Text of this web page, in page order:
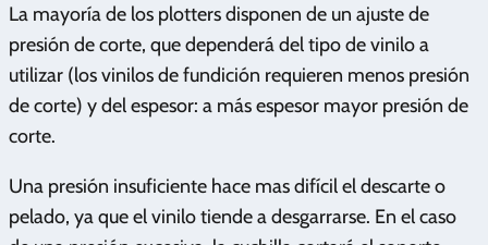
La mayoría de los plotters disponen de un ajuste de
presión de corte, que dependerá del tipo de vinilo a
utilizar (los vinilos de fundición requieren menos presión
de corte) y del espesor: a más espesor mayor presión de
corte.
Una presión insuficiente hace mas difícil el descarte o
pelado, ya que el vinilo tiende a desgarrarse. En el caso